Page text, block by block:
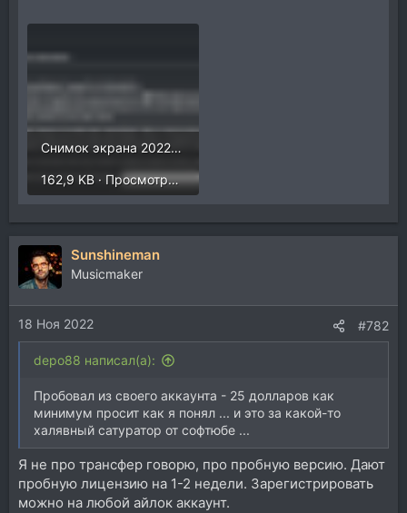
Снимок экрана 2022-11-18 в 22.01.11.png
162,9 KB · Просмотры: 297
Sunshineman
Musicmaker
18 Ноя 2022 #782
depo88 написал(а):
Пробовал из своего аккаунта - 25 долларов как
минимум просит как я понял ... и это за какой-то
халявный сатуратор от софтюбе ...
Я не про трансфер говорю, про пробную версию. Дают
пробную лицензию на 1-2 недели. Зарегистрировать
можно на любой айлок аккаунт.